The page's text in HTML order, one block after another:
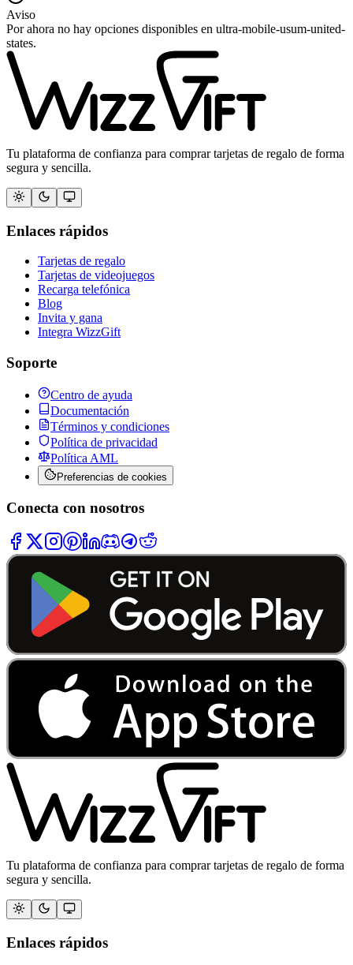
Aviso
Por ahora no hay opciones disponibles en ultra-mobile-usum-united-
states.
Tu plataforma de confianza para comprar tarjetas de regalo de forma
segura y sencilla.
Enlaces rápidos
Tarjetas de regalo
Tarjetas de videojuegos
Recarga telefónica
Blog
Invita y gana
Integra WizzGift
Soporte
Centro de ayuda
Documentación
Términos y condiciones
Política de privacidad
Política AML
Preferencias de cookies
Conecta con nosotros
Tu plataforma de confianza para comprar tarjetas de regalo de forma
segura y sencilla.
Enlaces rápidos